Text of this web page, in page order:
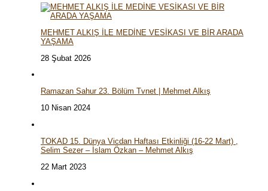
MEHMET ALKIŞ İLE MEDİNE VESİKASI VE BİR ARADA
YAŞAMA
28 Şubat 2026
Ramazan Sahur 23. Bölüm Tvnet | Mehmet Alkış
10 Nisan 2024
TOKAD 15. Dünya Vicdan Haftası Etkinliği (16-22 Mart) ,
Selim Sezer – İslam Özkan – Mehmet Alkış
22 Mart 2023